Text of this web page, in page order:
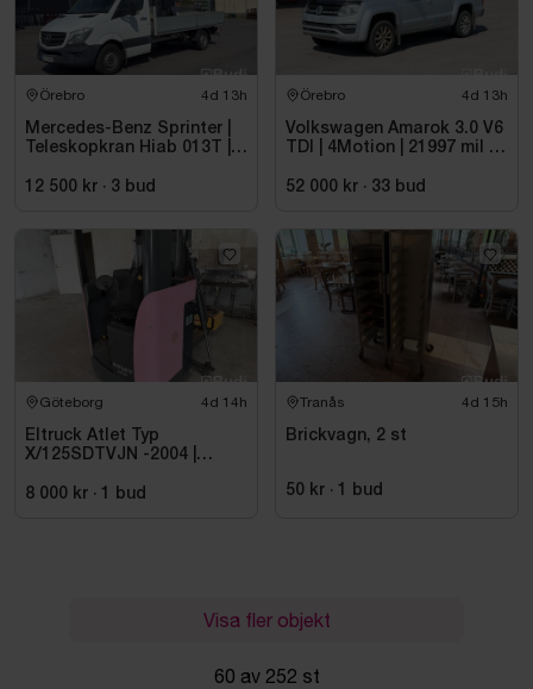
Örebro 4d 13h
Mercedes-Benz Sprinter |
Teleskopkran Hiab 013T |
12 500 kr · 3 bud
Örebro 4d 13h
Volkswagen Amarok 3.0 V6
TDI | 4Motion | 21997 mil |
52 000 kr · 33 bud
Göteborg 4d 14h
Eltruck Atlet Typ
X/125SDTVJN -2004 |
8 000 kr · 1 bud
Tranås 4d 15h
Brickvagn, 2 st
50 kr · 1 bud
Visa fler objekt
60 av 252 st